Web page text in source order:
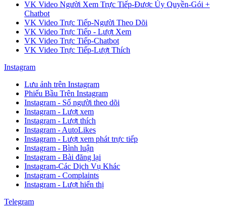
VK Video Người Xem Trực Tiếp-Được Ủy Quyền-Gói +
Chatbot
VK Video Trực Tiếp-Người Theo Dõi
VK Video Trực Tiếp - Lượt Xem
VK Video Trực Tiếp-Chatbot
VK Video Trực Tiếp-Lượt Thích
Instagram
Lưu ảnh trên Instagram
Phiếu Bầu Trên Instagram
Instagram - Số người theo dõi
Instagram - Lượt xem
Instagram - Lượt thích
Instagram - AutoLikes
Instagram - Lượt xem phát trực tiếp
Instagram - Bình luận
Instagram - Bài đăng lại
Instagram-Các Dịch Vụ Khác
Instagram - Complaints
Instagram - Lượt hiển thị
Telegram